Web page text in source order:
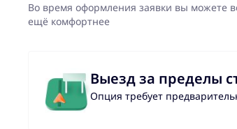
Во время оформления заявки вы можете
ещё комфортнее
Выезд за пределы
Опция требует